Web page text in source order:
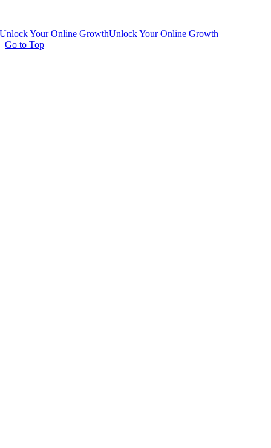
Unlock Your Online GrowthUnlock Your Online Growth
Go to Top